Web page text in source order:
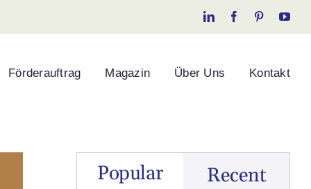
LinkedInFacebookPinterest
Förderauftrag Magazin Über Uns Kontakt
Popular Recent